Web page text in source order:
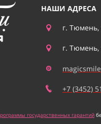
НАШИ АДРЕСА
г. Тюмень,
г.
+7 (3452)
государственных гарантий